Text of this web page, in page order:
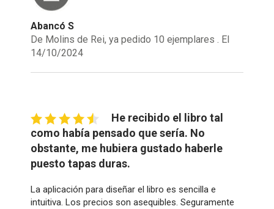
Abancó S
De Molins de Rei, ya pedido 10 ejemplares . El
14/10/2024
He recibido el libro tal
como había pensado que sería. No
obstante, me hubiera gustado haberle
puesto tapas duras.
La aplicación para diseñar el libro es sencilla e
intuitiva. Los precios son asequibles. Seguramente